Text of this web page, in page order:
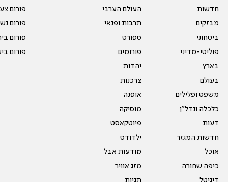
חדשות
מבזקים
ביטחוני
פוליטי-מדיני
בארץ
בעולם
משפט ופלילים
כלכלה ונדל"ן
דעות
חדשות המגזר
אוכל
כיפה שחורה
העולם הערבי
תרבות ופנאי
ספורט
פורומים
יהדות
צרכנות
אופנה
מוסיקה
פיוטקאסט
ילדודס
מודעות אבל
מזג אוויר
פורום
פורום
פורום
פורום